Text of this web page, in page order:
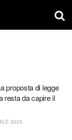
proposta di legge
resta da capire il
2025